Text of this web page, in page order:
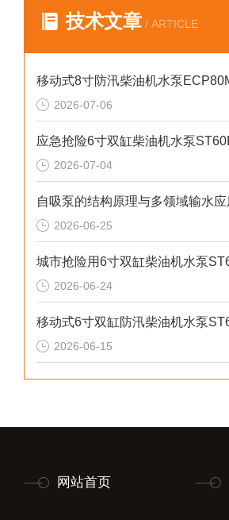
技术文章 / ARTICLE
2026-07-06
2026-07-04
2026-06-25
2026-06-24
2026-06-15
网站首页